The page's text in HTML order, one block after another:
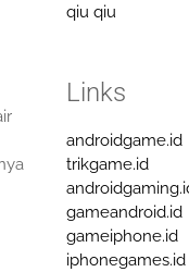
qiu qiu
Links
androidgame.id
trikgame.id
gameandroid.id
gameiphone.id
iphonegames.id